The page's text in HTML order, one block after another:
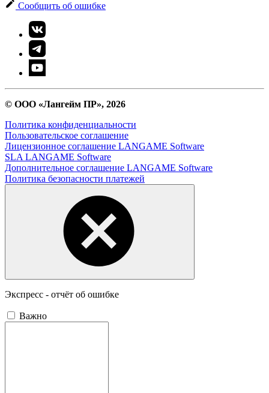
Сообщить об ошибке
© ООО «Лангейм ПР», 2026
Политика конфиденциальности
Пользовательское соглашение
Лицензионное соглашение LANGAME Software
SLA LANGAME Software
Дополнительное соглашение LANGAME Software
Политика безопасности платежей
Экспресс - отчёт об ошибке
Важно